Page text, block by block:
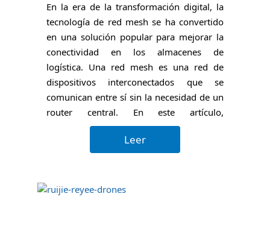
En la era de la transformación digital, la
tecnología de red mesh se ha convertido
en una solución popular para mejorar la
conectividad en los almacenes de
logística. Una red mesh es una red de
dispositivos interconectados que se
comunican entre sí sin la necesidad de un
router central. En este artículo,
exploraremos...
Leer